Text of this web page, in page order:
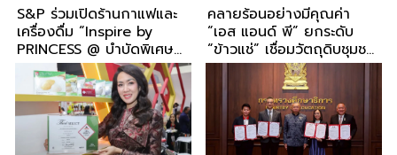
S&P ร่วมเปิดร้านกาแฟและ
เครื่องดื่ม “Inspire by
PRINCESS @ บำบัดพิเศษ
กลาง” ต่อยอดการพัฒนา
ทักษะวิชาชีพผู้ต้องขัง สร้าง
โอกาสคืนคนดีสู่สังคม
คลายร้อนอย่างมีคุณค่า
“เอส แอนด์ พี” ยกระดับ
“ข้าวแช่” เชื่อมวัตถุดิบชุมชน
สู่ทางเลือกสุขภาพและความ